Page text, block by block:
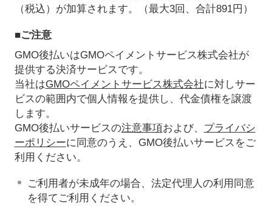
（税込）が加算されます。（最大3回、合計891円）
■ご注意
GMO後払いはGMOペイメントサービス株式会社が
提供する決済サービスです。
当社はGMOペイメントサービス株式会社に対しサー
ビスの範囲内で個人情報を提供し、代金債権を譲渡
します。
GMO後払いサービスの注意事項および、 プライバシ
ーポリシーに同意のうえ、GMO後払いサービスをご
利用ください。
ご利用者が未成年の場合、法定代理人の利用同意
を得てご利用ください。